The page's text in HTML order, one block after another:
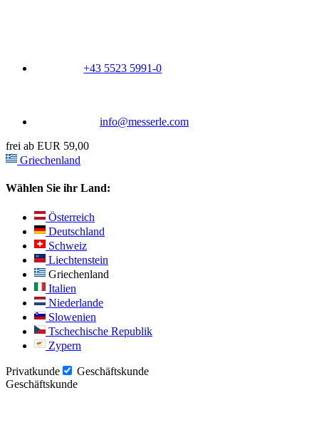
+43 5523 5991-0
info@messerle.com
frei ab EUR 59,00
Griechenland
Wählen Sie ihr Land:
Österreich
Deutschland
Schweiz
Liechtenstein
Griechenland
Italien
Niederlande
Slowenien
Tschechische Republik
Zypern
Privatkunde
Geschäftskunde
Geschäftskunde